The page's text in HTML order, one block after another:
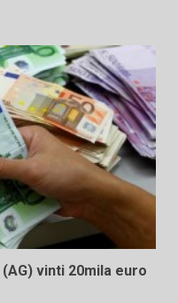
vinti 20mila euro